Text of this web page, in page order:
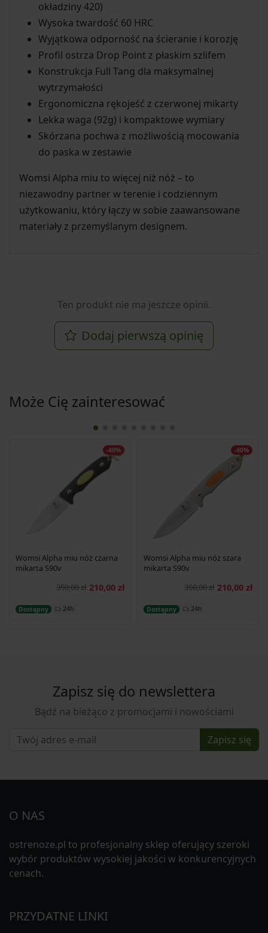
okładziny 420)
Wysoka twardość 60 HRC
Wyjątkowa odporność na ścieranie i korozję
Profil ostrza Drop Point z płaskim szlifem
Konstrukcja Full Tang dla maksymalnej
wytrzymałości
Ergonomiczna rękojeść z czerwonej mikarty
Lekka waga (92g) i kompaktowe wymiary
Skórzana pochwa z możliwością mocowania
do paska w zestawie
Womsi Alpha miu to więcej niż nóż – to
niezawodny partner w terenie i codziennym
użytkowaniu, który łączy w sobie zaawansowane
materiały z przemyślanym designem.
Ten produkt nie ma jeszcze opinii.
Dodaj pierwszą opinię
Może Cię zainteresować
-40%
Womsi Alpha miu nóż czarna
mikarta S90v
350,00 zł 210,00 zł
Dostępny 24h
Dodaj do koszyka
-40%
Womsi Alpha miu nóż szara
mikarta S90v
350,00 zł 210,00 zł
Dostępny 24h
Dodaj do koszyka
Zapisz się do newslettera
Bądź na bieżąco z promocjami i nowościami
Zapisz się
O NAS
ostrenoze.pl to profesjonalny sklep oferujący szeroki
wybór produktów wysokiej jakości w konkurencyjnych
cenach.
PRZYDATNE LINKI